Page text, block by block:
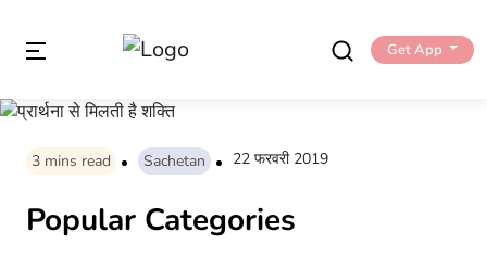
Get App
3 mins read Sachetan 22 फरवरी 2019
Popular Categories